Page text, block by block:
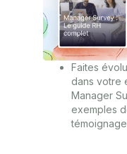
Faites
dans votre
Manager
exemples